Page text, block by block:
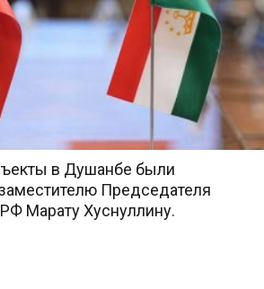
в Душанбе были
Председателя
Марату Хуснуллину.